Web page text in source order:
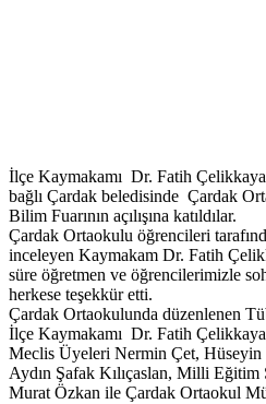
İlçe Kaymakamı Dr. Fatih
bağlı Çardak beledisinde Çardak
Bilim Fuarının açılışına katıldılar.
Çardak Ortaokulu öğrencileri
inceleyen Kaymakam Dr. Fatih
süre öğretmen ve öğrencilerimizle
herkese teşekkür etti.
Çardak Ortaokulunda düzenlenen
İlçe Kaymakamı Dr. Fatih
Meclis Üyeleri Nermin Çet,
Aydın Şafak Kılıçaslan, Milli
Murat Özkan ile Çardak Ortaokul